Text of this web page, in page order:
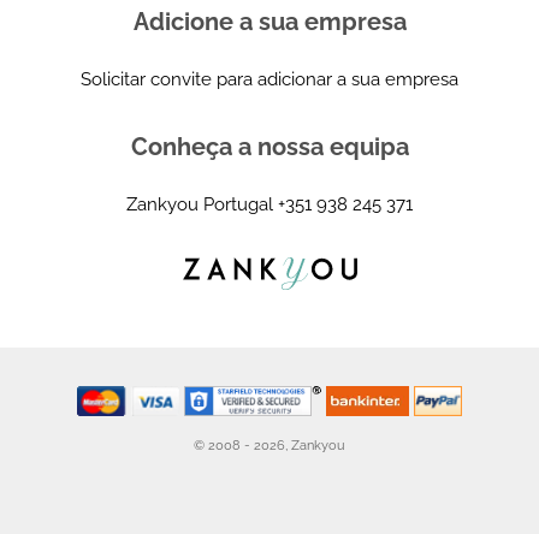
Adicione a sua empresa
Solicitar convite para adicionar a sua empresa
Conheça a nossa equipa
Zankyou Portugal +351 938 245 371
© 2008 - 2026, Zankyou